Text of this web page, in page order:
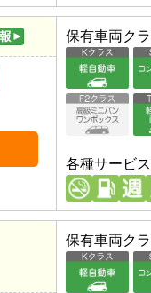
保有車両ク
各種サービス
保有車両ク